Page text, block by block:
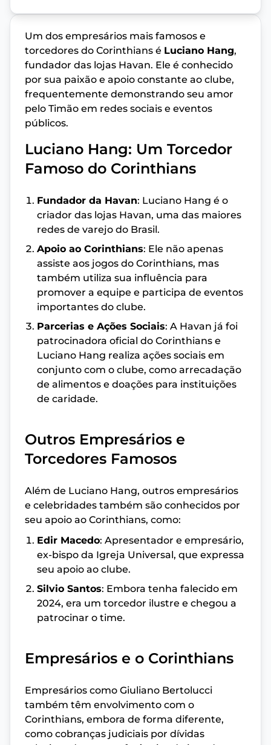
Um dos empresários mais famosos e
torcedores do Corinthians é Luciano Hang,
fundador das lojas Havan. Ele é conhecido
por sua paixão e apoio constante ao clube,
frequentemente demonstrando seu amor
pelo Timão em redes sociais e eventos
públicos.
Luciano Hang: Um Torcedor
Famoso do Corinthians
Fundador da Havan: Luciano Hang é o
criador das lojas Havan, uma das maiores
redes de varejo do Brasil.
Apoio ao Corinthians: Ele não apenas
assiste aos jogos do Corinthians, mas
também utiliza sua influência para
promover a equipe e participa de eventos
importantes do clube.
Parcerias e Ações Sociais: A Havan já foi
patrocinadora oficial do Corinthians e
Luciano Hang realiza ações sociais em
conjunto com o clube, como arrecadação
de alimentos e doações para instituições
de caridade.
Outros Empresários e
Torcedores Famosos
Além de Luciano Hang, outros empresários
e celebridades também são conhecidos por
seu apoio ao Corinthians, como:
Edir Macedo: Apresentador e empresário,
ex-bispo da Igreja Universal, que expressa
seu apoio ao clube.
Silvio Santos: Embora tenha falecido em
2024, era um torcedor ilustre e chegou a
patrocinar o time.
Empresários e o Corinthians
Empresários como Giuliano Bertolucci
também têm envolvimento com o
Corinthians, embora de forma diferente,
como cobranças judiciais por dívidas